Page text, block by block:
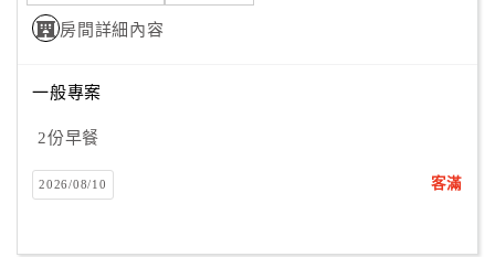
房間詳細內容
一般專案
2份早餐
2026/08/10 客滿